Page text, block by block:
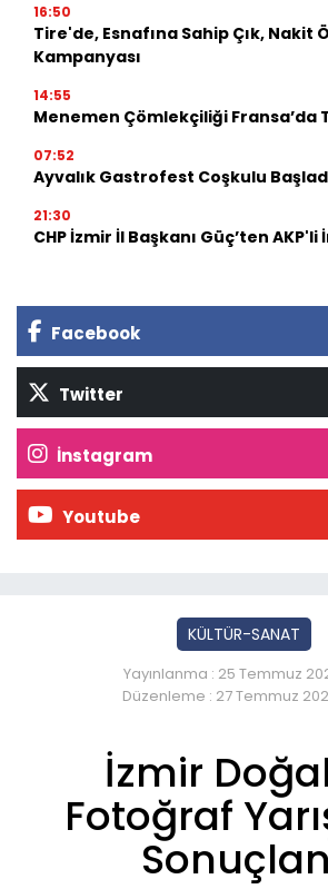
16:50
Tire'de, Esnafına Sahip Çık, Nakit
Kampanyası
14:55
Menemen Çömlekçiliği Fransa’da
07:52
Ayvalık Gastrofest Coşkulu
21:30
CHP İzmir İl Başkanı Güç’ten
Facebook
Twitter
İnstagram
Youtube
KÜLTÜR-SANAT
Yayınlanma : 25 Temmuz
Düzenleme : 27 Temmuz
İzmir
Fotoğraf